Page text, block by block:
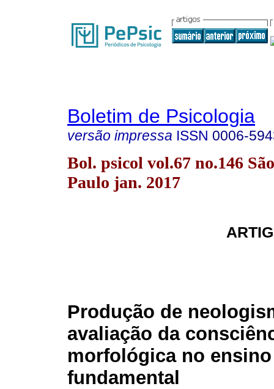
Boletim de Psicologia
versão impressa ISSN 0006-
Bol. psicol vol.67 no.146 São
Paulo jan. 2017
Produção de
avaliação da
morfológica no ensino
fundamental